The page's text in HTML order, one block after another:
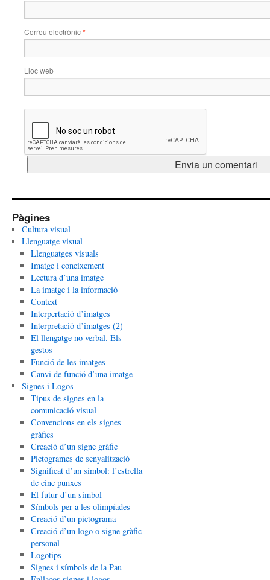
Correu electrònic*
Lloc web
Pàgines
Cultura visual
Llenguatge visual
Llenguatges visuals
Imatge i coneixement
Lectura d’una imatge
La imatge i la informació
Context
Interpertació d’imatges
Interpretació d’imatges (2)
El llengatge no verbal. Els
gestos
Funció de les imatges
Canvi de funció d’una imatge
Signes i Logos
Tipus de signes en la
comunicació visual
Convencions en els signes
gràfics
Creació d’un signe gràfic
Pictogrames de senyalització
Significat d’un símbol: l’estrella
de cinc punxes
El futur d’un símbol
Símbols per a les olimpíades
Creació d’un pictograma
Creació d’un logo o signe gràfic
personal
Logotips
Signes i símbols de la Pau